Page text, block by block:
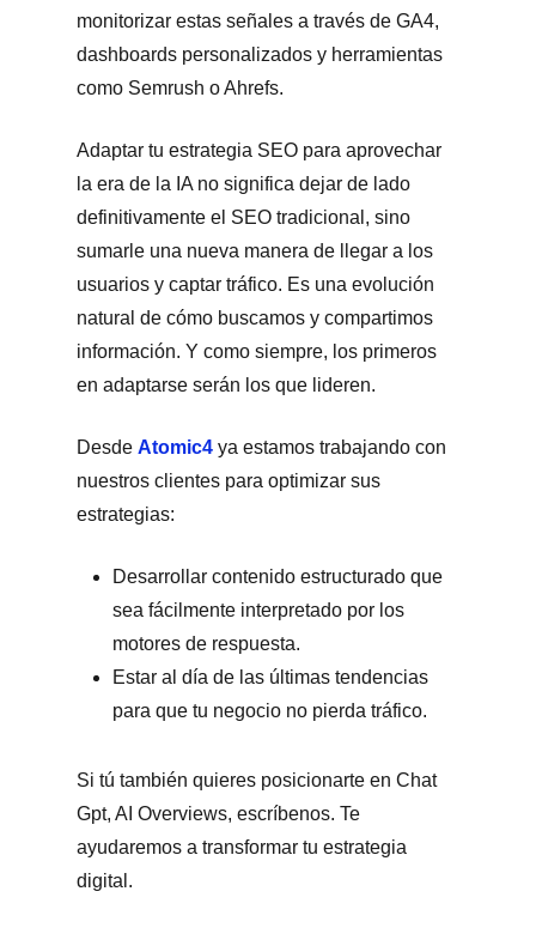
monitorizar estas señales a través de GA4,
dashboards personalizados y herramientas
como Semrush o Ahrefs.
Adaptar tu estrategia SEO para aprovechar
la era de la IA no significa dejar de lado
definitivamente el SEO tradicional, sino
sumarle una nueva manera de llegar a los
usuarios y captar tráfico. Es una evolución
natural de cómo buscamos y compartimos
información. Y como siempre, los primeros
en adaptarse serán los que lideren.
Desde Atomic4 ya estamos trabajando con
nuestros clientes para optimizar sus
estrategias:
Desarrollar contenido estructurado que
sea fácilmente interpretado por los
motores de respuesta.
Estar al día de las últimas tendencias
para que tu negocio no pierda tráfico.
Si tú también quieres posicionarte en Chat
Gpt, AI Overviews, escríbenos. Te
ayudaremos a transformar tu estrategia
digital.